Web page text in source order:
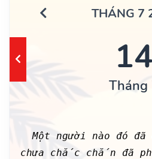
THÁNG 7
14
Tháng
Một người nào đó
chưa chắc chắn đã